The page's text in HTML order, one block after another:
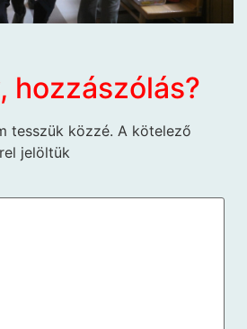
hozzászólás?
tesszük közzé. A kötelező
jelöltük